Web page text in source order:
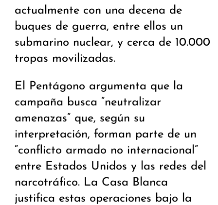
actualmente con una decena de
buques de guerra, entre ellos un
submarino nuclear, y cerca de 10.000
tropas movilizadas.
El Pentágono argumenta que la
campaña busca “neutralizar
amenazas” que, según su
interpretación, forman parte de un
“conflicto armado no internacional”
entre Estados Unidos y las redes del
narcotráfico. La Casa Blanca
justifica estas operaciones bajo la